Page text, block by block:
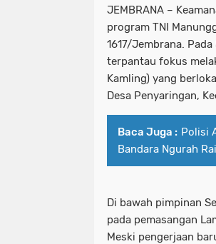
JEMBRANA –
program TNI
1617/Jembrana.
terpantau fokus
Kamling) yang
Desa Penyaringan,
Baca Juga : Polisi
Bandara Ngurah Rai
Di bawah pimpinan
pada pemasangan
Meski pengerjaan